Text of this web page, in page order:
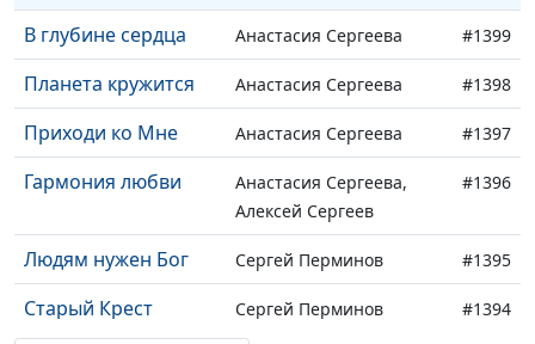
В глубине сердца Анастасия Сергеева #1399
Планета кружится Анастасия Сергеева #1398
Приходи ко Мне Анастасия Сергеева #1397
Гармония любви
Анастасия Сергеева,
Алексей Сергеев
#1396
Людям нужен Бог Сергей Перминов #1395
Старый Крест Сергей Перминов #1394